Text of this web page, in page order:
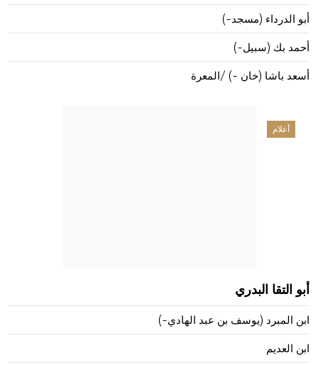
أبو الدرداء (مسجد-)
أحمد بك (سبيل-)
أسعد باشا (خان -) /المعرة
أعلام
أبو التقا البدري
ابن المبرد (يوسف بن عبد الهادي-)
ابن العديم